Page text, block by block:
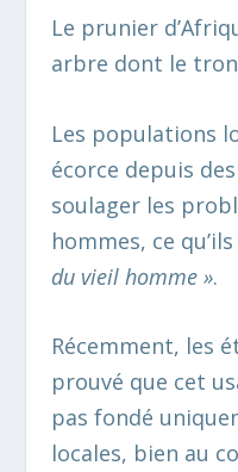
Le prunier
arbre dont le
Les populations
écorce depuis
soulager les
hommes, ce
du vieil homme ».
Récemment, les
prouvé que cet
pas fondé
locales, bien au